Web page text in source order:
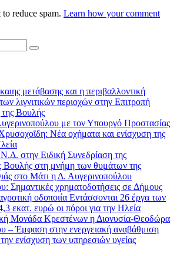
reduce spam. Learn how your comment
μετάβασης και η περιβαλλοντική
λιγνιτικών περιοχών στην Επιτροπή
Βουλής
με τον Υπουργό Προστασίας
Νέα οχήματα και ενίσχυση της
Ν.Δ. στην Ειδική Συνεδρίαση της
Βουλής στη μνήμη των θυμάτων της
στο Μάτι η Δ. Αυγερινοπούλου
Σημαντικές χρηματοδοτήσεις σε Δήμους
οδοποιία Εντάσσονται 26 έργα των
εκατ. ευρώ οι πόροι για την Ηλεία
Μονάδα Κρεστένων η Διονυσία-Θεοδώρα
– Έμφαση στην ενεργειακή αναβάθμιση
την ενίσχυση των υπηρεσιών υγείας